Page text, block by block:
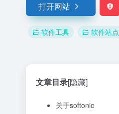
打开网站
软件工具 软件站点
文章目录[隐藏]
关于softonic